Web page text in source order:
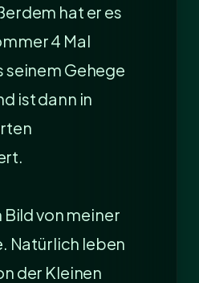
hat er es
4 Mal
seinem Gehege
ist dann in
Bild von meiner
Natürlich leben
der Kleinen